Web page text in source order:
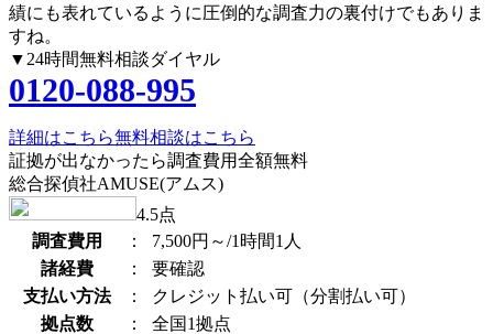
績にも表れているように圧倒的な調査力の裏付けでもありま
すね。
▼24時間無料相談ダイヤル
0120-088-995
詳細はこちら無料相談はこちら
証拠が出なかったら調査費用全額無料
総合探偵社AMUSE(アムス)
4.5点
調査費用
：
7,500円～/1時間1人
諸経費
：
要確認
支払い方法
：
クレジット払い可（分割払い可）
拠点数
：
全国1拠点